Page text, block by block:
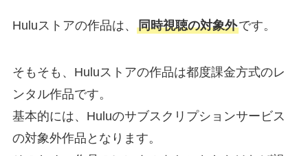
Huluストアの作品は、 同時視聴の対象外です。
そもそも、Huluストアの作品は都度課金方式のレ
ンタル作品です。
基本的には、Huluのサブスクリプションサービス
の対象外作品となります。